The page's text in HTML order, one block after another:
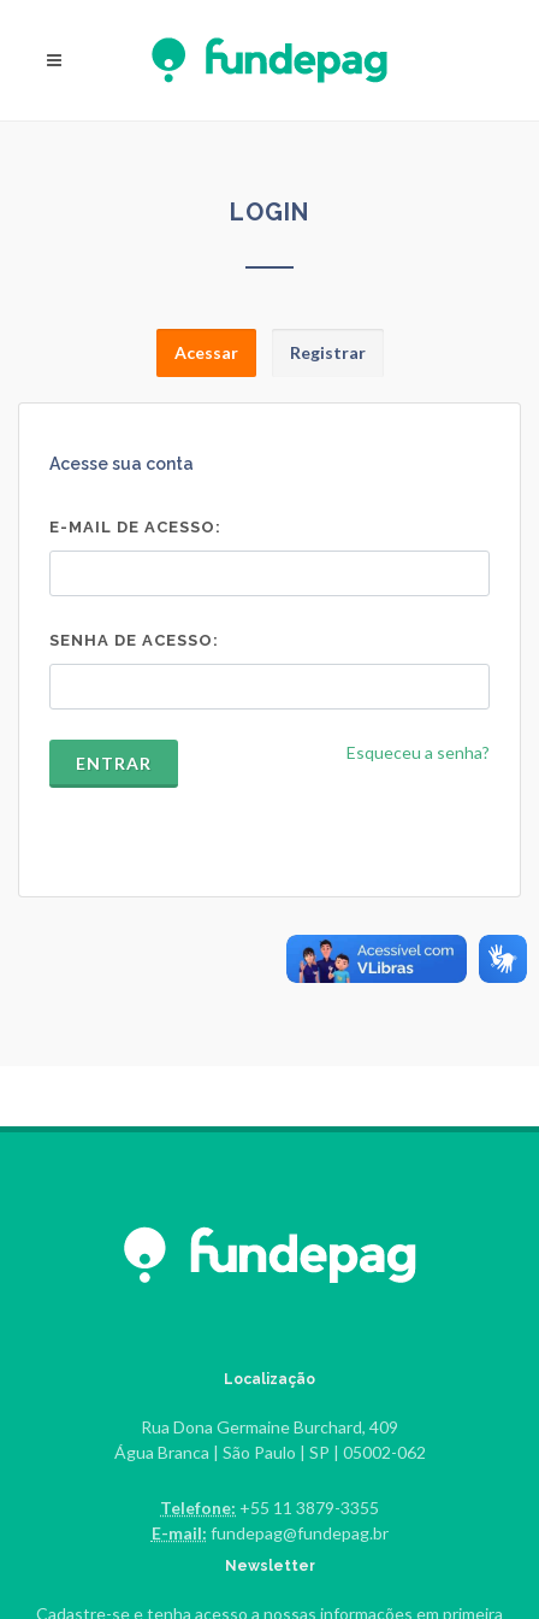
LOGIN
Acessar Registrar
Acesse sua conta
E-MAIL DE ACESSO:
SENHA DE ACESSO:
ENTRAR
Esqueceu a senha?
Localização
Rua Dona Germaine Burchard, 409
Água Branca | São Paulo | SP | 05002-062
Telefone: +55 11 3879-3355
E-mail: fundepag@fundepag.br
Newsletter
Cadastre-se e tenha acesso a nossas informações em primeira